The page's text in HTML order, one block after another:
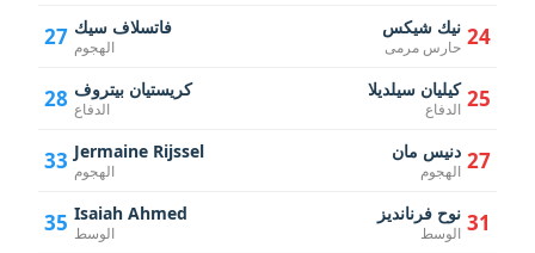
27 فاتسلاف سيك
الهجوم
28 كريستيان بيتروف
الدفاع
33 Jermaine Rijssel
الهجوم
35 Isaiah Ahmed
الوسط
24 نيك شيكس
حارس مرمى
25 كيليان سيلديلا
الدفاع
27 دنيس مان
الهجوم
31 نوح فرنانديز
الوسط